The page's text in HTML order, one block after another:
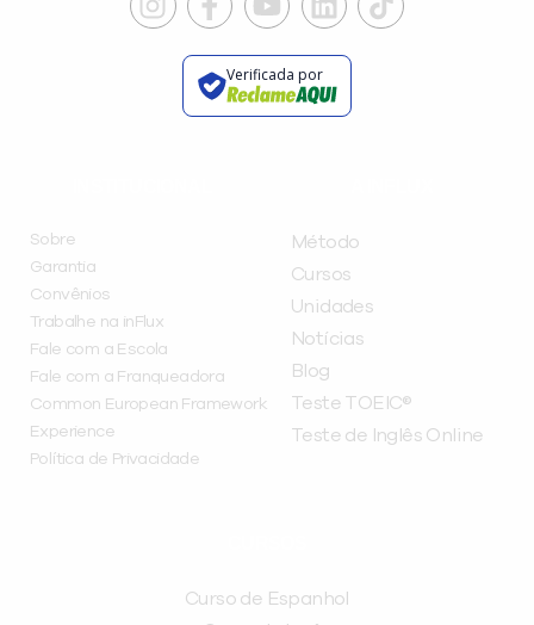
Verificada por
Sobre
Garantia
Convênios
Trabalhe na inFlux
Fale com a Escola
Fale com a Franqueadora
Common European Framework
Experience
Política de Privacidade
Método
Cursos
Unidades
Notícias
Blog
Teste TOEIC®
Teste de Inglês Online
Curso de Espanhol